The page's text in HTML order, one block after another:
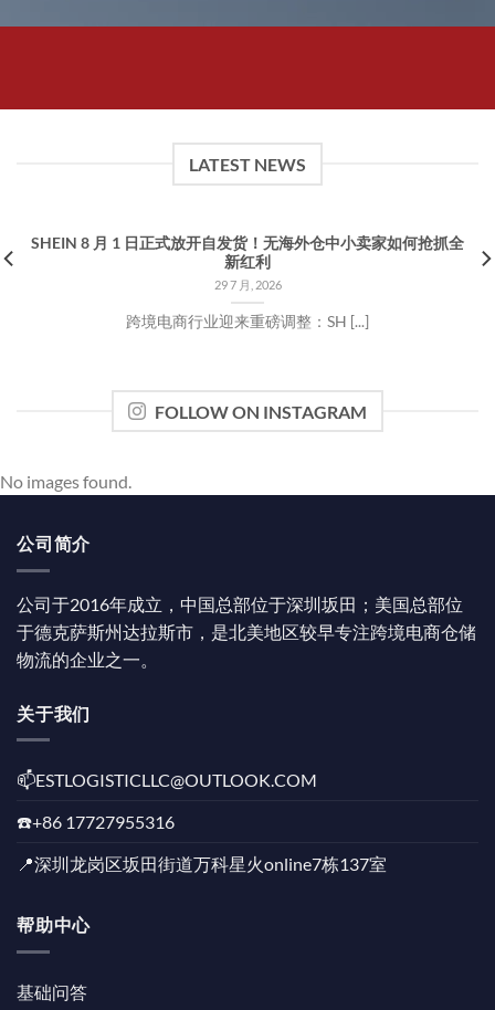
LATEST NEWS
SHEIN 8 月 1 日正式放开自发货！无海外仓中小卖家如何抢抓全
新红利
29 7 月, 2026
跨境电商行业迎来重磅调整：SH [...]
FOLLOW ON INSTAGRAM
No images found.
公司简介
公司于2016年成立，中国总部位于深圳坂田；美国总部位
于德克萨斯州达拉斯市，是北美地区较早专注跨境电商仓储
物流的企业之一。
关于我们
📫️ESTLOGISTICLLC@OUTLOOK.COM
☎️+86 17727955316
📍深圳龙岗区坂田街道万科星火online7栋137室
帮助中心
基础问答